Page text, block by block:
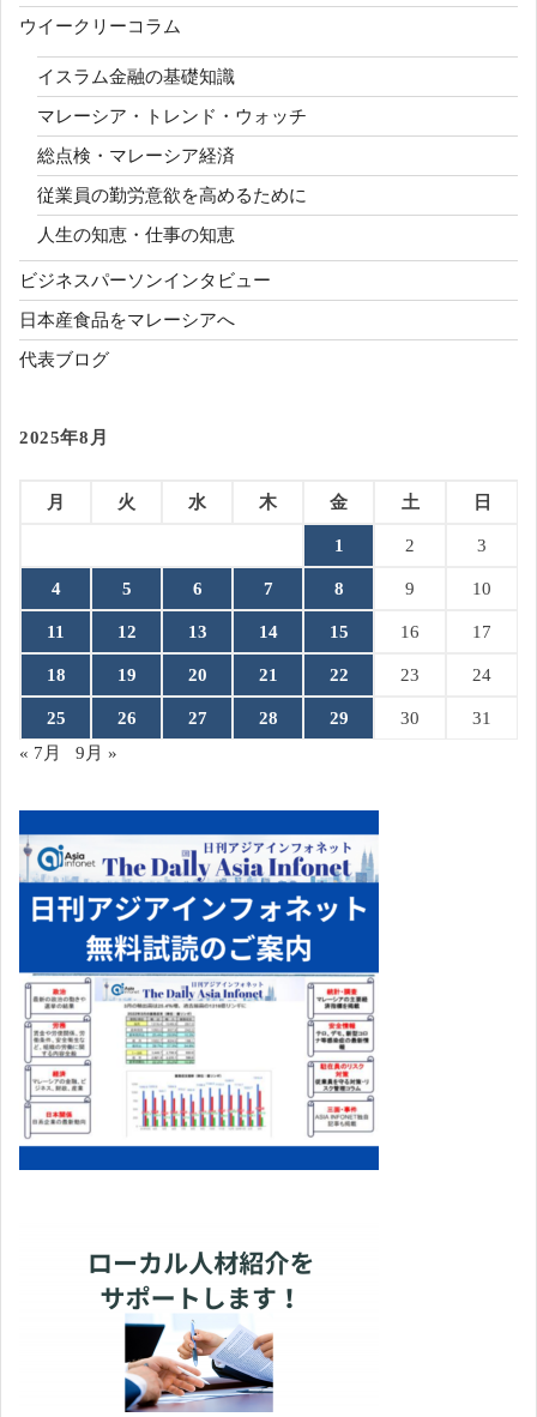
ウイークリーコラム
イスラム金融の基礎知識
マレーシア・トレンド・ウォッチ
総点検・マレーシア経済
従業員の勤労意欲を高めるために
人生の知恵・仕事の知恵
ビジネスパーソンインタビュー
日本産食品をマレーシアへ
代表ブログ
2025年8月
月 火 水 木 金 土 日
1 2 3
4 5 6 7 8 9 10
11 12 13 14 15 16 17
18 19 20 21 22 23 24
25 26 27 28 29 30
31
« 7月
9月 »